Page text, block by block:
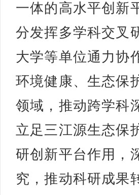
一体的高水平创新
分发挥多学科交叉
大学等单位通力协
环境健康、生态保
领域，推动跨学科
立足三江源生态保
研创新平台作用，
究，推动科研成果